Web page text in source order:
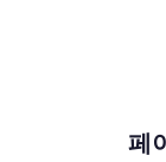
페